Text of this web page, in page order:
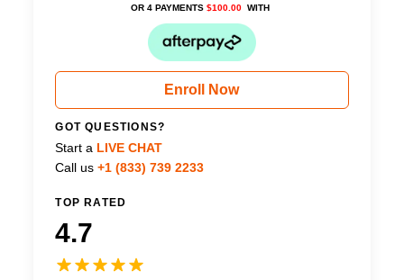
OR 4 PAYMENTS$100.00 WITH
Enroll Now
GOT QUESTIONS?
Start a LIVE CHAT
Call us +1 (833) 739 2233
TOP RATED
4.7